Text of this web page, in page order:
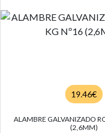
19.46€
ALAMBRE GALVANIZADO
(2,6MM)